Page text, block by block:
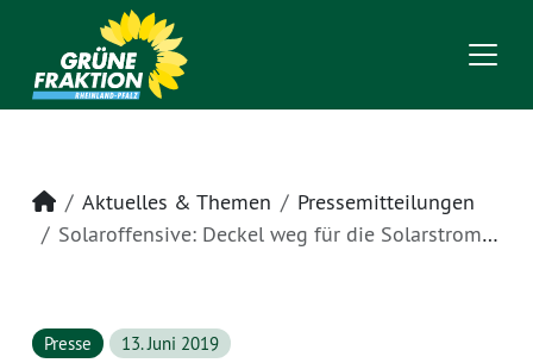
Startseite
Aktuelles & Themen
Pressemitteilungen
Solaroffensive: Deckel weg für die Solarstromerzeugung
Presse 13. Juni 2019